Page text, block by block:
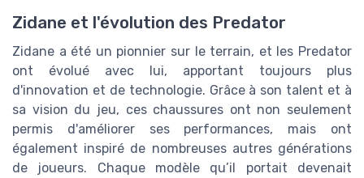
Zidane et l'évolution des Predator
Zidane a été un pionnier sur le terrain, et les Predator
ont évolué avec lui, apportant toujours plus
d'innovation et de technologie. Grâce à son talent et à
sa vision du jeu, ces chaussures ont non seulement
permis d'améliorer ses performances, mais ont
également inspiré de nombreuses autres générations
de joueurs. Chaque modèle qu’il portait devenait